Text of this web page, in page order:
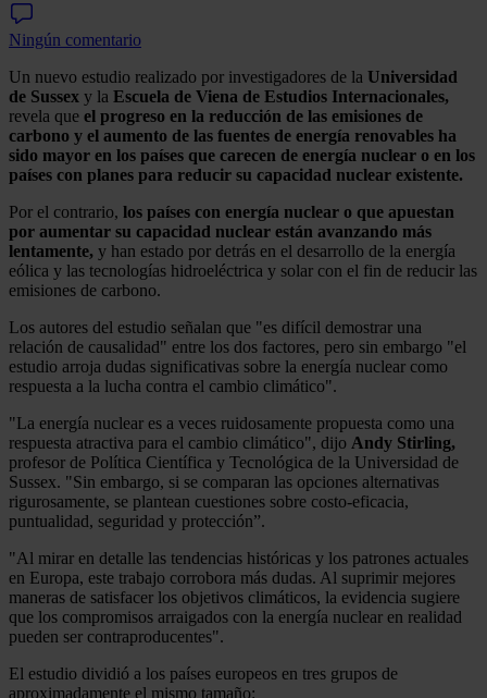
Ningún comentario
Un nuevo estudio realizado por investigadores de la Universidad
de Sussex y la Escuela de Viena de Estudios Internacionales,
revela que el progreso en la reducción de las emisiones de
carbono y el aumento de las fuentes de energía renovables ha
sido mayor en los países que carecen de energía nuclear o en los
países con planes para reducir su capacidad nuclear existente.
Por el contrario, los países con energía nuclear o que apuestan
por aumentar su capacidad nuclear están avanzando más
lentamente, y han estado por detrás en el desarrollo de la energía
eólica y las tecnologías hidroeléctrica y solar con el fin de reducir las
emisiones de carbono.
Los autores del estudio señalan que "es difícil demostrar una
relación de causalidad" entre los dos factores, pero sin embargo "el
estudio arroja dudas significativas sobre la energía nuclear como
respuesta a la lucha contra el cambio climático".
"La energía nuclear es a veces ruidosamente propuesta como una
respuesta atractiva para el cambio climático", dijo Andy Stirling,
profesor de Política Científica y Tecnológica de la Universidad de
Sussex. "Sin embargo, si se comparan las opciones alternativas
rigurosamente, se plantean cuestiones sobre costo-eficacia,
puntualidad, seguridad y protección”.
"Al mirar en detalle las tendencias históricas y los patrones actuales
en Europa, este trabajo corrobora más dudas. Al suprimir mejores
maneras de satisfacer los objetivos climáticos, la evidencia sugiere
que los compromisos arraigados con la energía nuclear en realidad
pueden ser contraproducentes".
El estudio dividió a los países europeos en tres grupos de
aproximadamente el mismo tamaño: